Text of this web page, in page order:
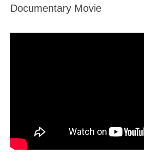
Documentary Movie